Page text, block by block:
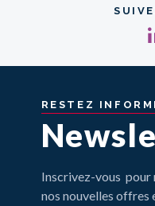
RESTEZ
Inscrivez-vous pour
nos nouvelles offres